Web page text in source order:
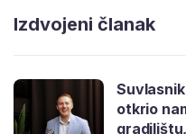
Izdvojeni članak
otkrio